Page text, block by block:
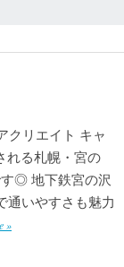
クリエイト キャ
れる札幌・宮の
◎ 地下鉄宮の沢
いやすさも魅力
»